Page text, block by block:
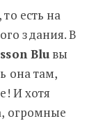
есть на
здания. В
Blu вы
она там,
И хотя
огромные